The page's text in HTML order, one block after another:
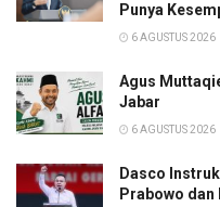
Punya
6 AGUSTUS 2026
Agus
Jabar
6 AGUSTUS 2026
Dasco
Prabowo